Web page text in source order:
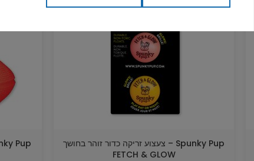
Spunky Pup – צעצוע זריקה כדור זוהר בחושך
FETCH & GLOW